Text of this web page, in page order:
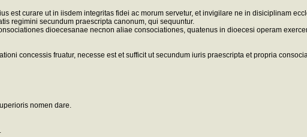
est curare ut in iisdem integritas fidei ac morum servetur, et invigilare ne in disiciplinam
regimini secundum praescripta canonum, qui sequuntur.
dioecesanae necnon aliae consociationes, quatenus in dioecesi operam
concessis fruatur, necesse est et sufficit ut secundum iuris praescripta et propria
nomen dare.